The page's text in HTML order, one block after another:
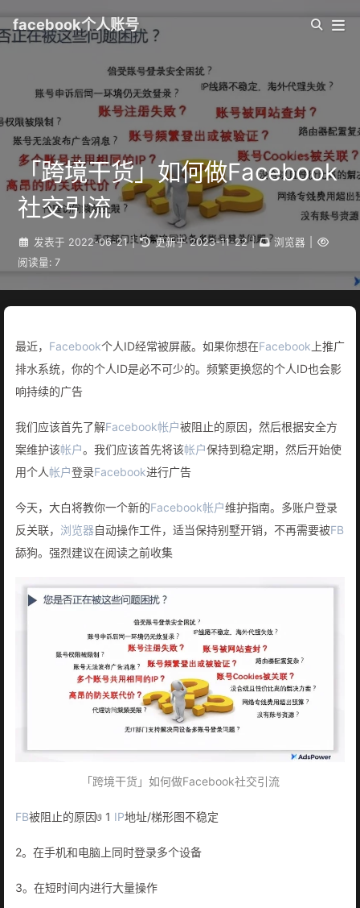
facebook个人账号
「跨境干货」如何做Facebook
社交引流
发表于 2022-06-21 | 更新于 2023-11-22 | 浏览器
阅读量: 7
最近， Facebook个人ID经常被屏蔽。如果你想在Facebook 上推广
排水系统，你的个人ID是必不可少的。频繁更换您的个人ID也会影
响持续的广告
我们应该首先了解Facebook帐户被阻止的原因，然后根据安全方
案维护该帐户。我们应该首先将该帐户保持到稳定期，然后开始使
用个人帐户登录Facebook进行广告
今天，大白将教你一个新的Facebook帐户维护指南。多账户登录
反关联， 浏览器自动操作工件，适当保持别墅开销，不再需要被FB
舔狗。强烈建议在阅读之前收集
「跨境干货」如何做Facebook社交引流
FB被阻止的原因𞓜 1 IP地址/梯形图不稳定
2。在手机和电脑上同时登录多个设备
3。在短时间内进行大量操作